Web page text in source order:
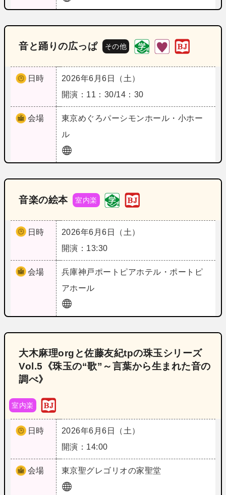
音と踊りの広っぱ その他
日時
2026年6月6日（土）
開演：11：30/14：30
会場 東京めぐろパーシモンホール・小ホー
ル
音楽の絵本 室内楽
日時
2026年6月6日（土）
開演：13:30
会場 兵庫神戸ポートピアホテル・ポートピ
アホール
大木麻理orgと佐藤友紀tpの珠玉シリーズ
Vol.5《珠玉の“歌”～言葉から生まれた音の
調べ》
室内楽
日時
2026年6月6日（土）
開演：14:00
会場 東京聖グレゴリオの家聖堂